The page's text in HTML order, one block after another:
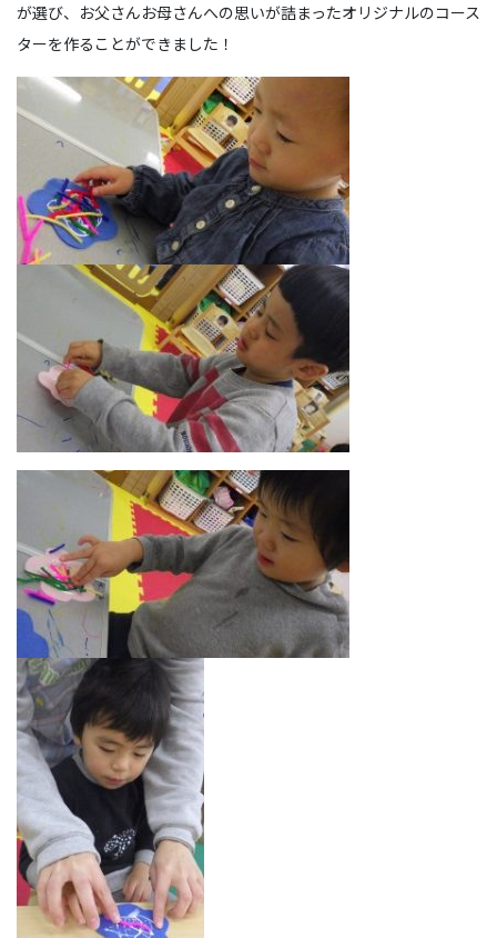
が選び、お父さんお母さんへの思いが詰まったオリジナルのコース
ターを作ることができました！